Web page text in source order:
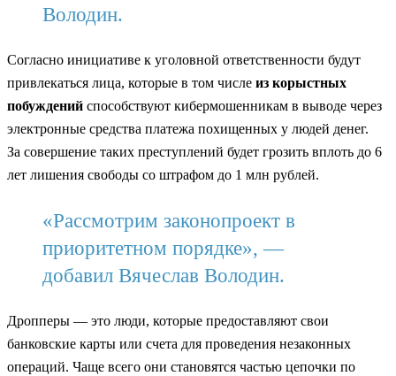
Володин.
Согласно инициативе к уголовной ответственности будут
привлекаться лица, которые в том числе из корыстных
побуждений способствуют кибермошенникам в выводе через
электронные средства платежа похищенных у людей денег.
За совершение таких преступлений будет грозить вплоть до 6
лет лишения свободы со штрафом до 1 млн рублей.
«Рассмотрим законопроект в
приоритетном порядке», —
добавил Вячеслав Володин.
Дропперы — это люди, которые предоставляют свои
банковские карты или счета для проведения незаконных
операций. Чаще всего они становятся частью цепочки по